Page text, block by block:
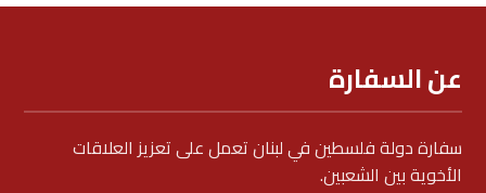
عن السفارة
سفارة دولة فلسطين في لبنان تعمل على تعزيز العلاقات
الأخوية بين الشعبين.